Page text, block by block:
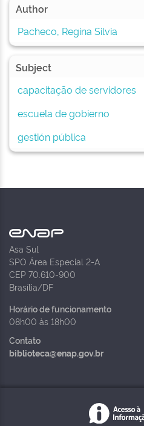
Author
Pacheco, Regina Silvia
Subject
capacitação de servidores
escuela de gobierno
gestión pública
Asa Sul
SPO Área Especial 2-A
CEP 70.610-900
Brasília/DF
Horário de funcionamento
08h00 às 18h00
Contato
biblioteca@enap.gov.br